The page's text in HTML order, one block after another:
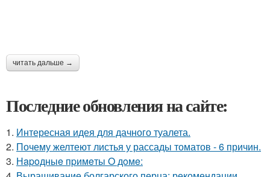
читать дальше →
Последние обновления на сайте:
1. Интересная идея для дачного туалета.
2. Почему желтеют листья у рассады томатов - 6 причин.
3. Нapoдныe пpимeты O дoмe: